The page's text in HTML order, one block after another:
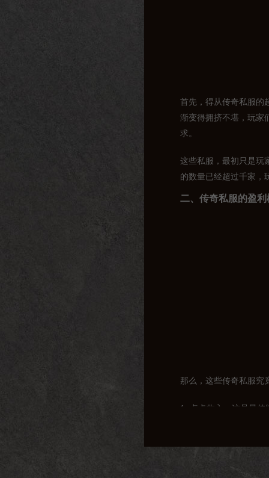
首先，得从传奇私服的
渐变得拥挤不堪，玩家
求。
这些私服，最初只是玩
的数量已经超过千家，
二、传奇私服的盈利
那么，这些传奇私服究
1. 点卡收入：这是最